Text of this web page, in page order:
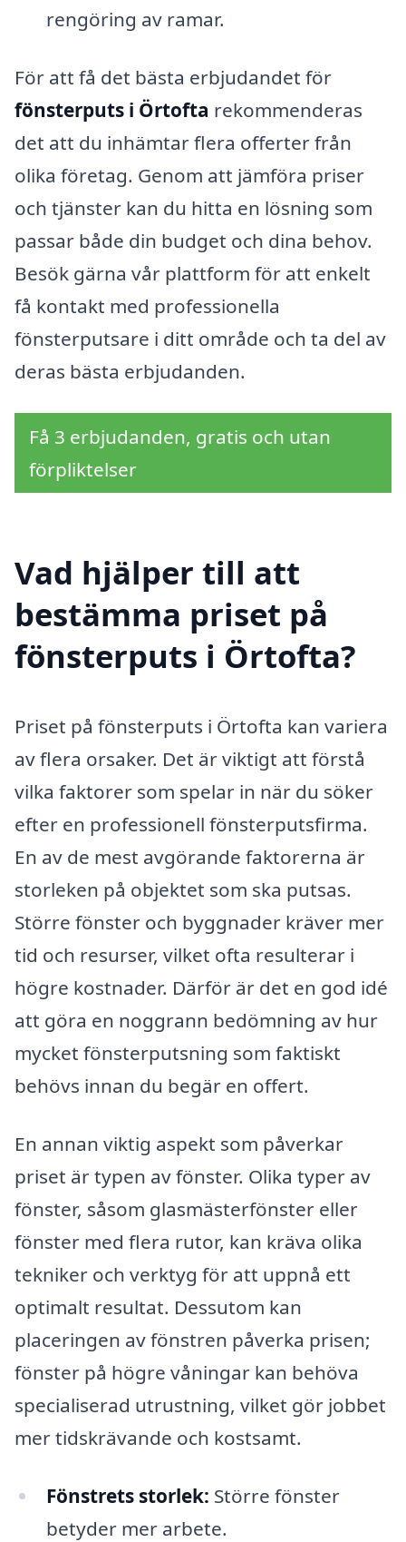
rengöring av ramar.
För att få det bästa erbjudandet för
fönsterputs i Örtofta rekommenderas
det att du inhämtar flera offerter från
olika företag. Genom att jämföra priser
och tjänster kan du hitta en lösning som
passar både din budget och dina behov.
Besök gärna vår plattform för att enkelt
få kontakt med professionella
fönsterputsare i ditt område och ta del av
deras bästa erbjudanden.
Få 3 erbjudanden, gratis och utan
förpliktelser
Vad hjälper till att
bestämma priset på
fönsterputs i Örtofta?
Priset på fönsterputs i Örtofta kan variera
av flera orsaker. Det är viktigt att förstå
vilka faktorer som spelar in när du söker
efter en professionell fönsterputsfirma.
En av de mest avgörande faktorerna är
storleken på objektet som ska putsas.
Större fönster och byggnader kräver mer
tid och resurser, vilket ofta resulterar i
högre kostnader. Därför är det en god idé
att göra en noggrann bedömning av hur
mycket fönsterputsning som faktiskt
behövs innan du begär en offert.
En annan viktig aspekt som påverkar
priset är typen av fönster. Olika typer av
fönster, såsom glasmästerfönster eller
fönster med flera rutor, kan kräva olika
tekniker och verktyg för att uppnå ett
optimalt resultat. Dessutom kan
placeringen av fönstren påverka prisen;
fönster på högre våningar kan behöva
specialiserad utrustning, vilket gör jobbet
mer tidskrävande och kostsamt.
Fönstrets storlek: Större fönster
betyder mer arbete.